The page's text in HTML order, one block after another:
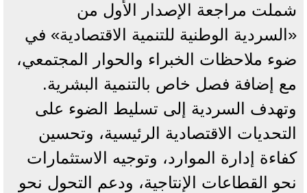
شملت مراجعة الإصدار الأول من
«السردية الوطنية للتنمية الاقتصادية» في
ضوء ملاحظات الخبراء والحوار المجتمعي،
مع إضافة فصل خاص بالتنمية البشرية.
وتهدف السردية إلى تسليط الضوء على
التحديات الاقتصادية الرئيسية، وتحسين
كفاءة إدارة الموارد، وتوجيه الاستثمارات
نحو القطاعات الإنتاجية، ودعم التحول نحو